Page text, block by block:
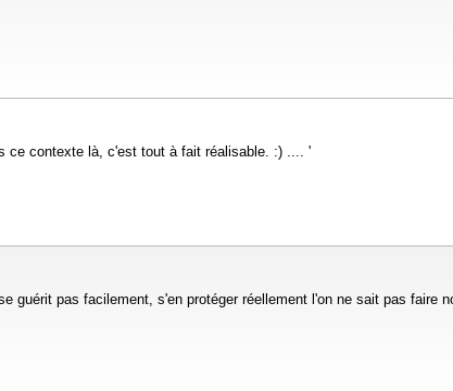
ce contexte là, c'est tout à fait réalisable. :) .... '
pas facilement, s'en protéger réellement l'on ne sait pas faire